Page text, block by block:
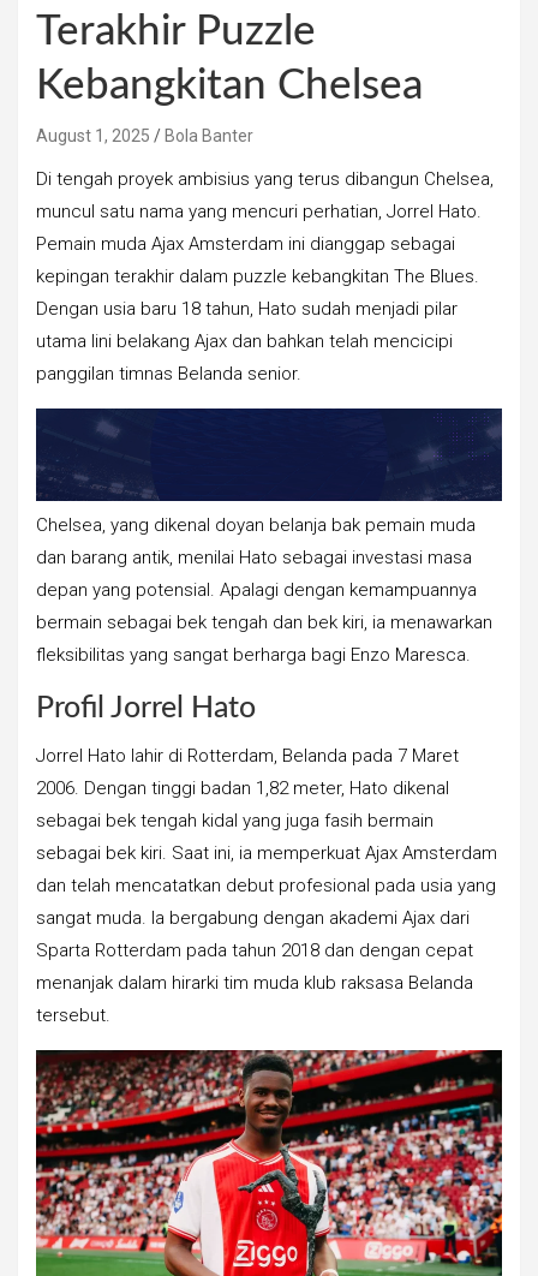
Terakhir Puzzle
Kebangkitan Chelsea
August 1, 2025 Bola Banter
Di tengah proyek ambisius yang terus dibangun Chelsea,
muncul satu nama yang mencuri perhatian, Jorrel Hato.
Pemain muda Ajax Amsterdam ini dianggap sebagai
kepingan terakhir dalam puzzle kebangkitan The Blues.
Dengan usia baru 18 tahun, Hato sudah menjadi pilar
utama lini belakang Ajax dan bahkan telah mencicipi
panggilan timnas Belanda senior.
Chelsea, yang dikenal doyan belanja bak pemain muda
dan barang antik, menilai Hato sebagai investasi masa
depan yang potensial. Apalagi dengan kemampuannya
bermain sebagai bek tengah dan bek kiri, ia menawarkan
fleksibilitas yang sangat berharga bagi Enzo Maresca.
Profil Jorrel Hato
Jorrel Hato lahir di Rotterdam, Belanda pada 7 Maret
2006. Dengan tinggi badan 1,82 meter, Hato dikenal
sebagai bek tengah kidal yang juga fasih bermain
sebagai bek kiri. Saat ini, ia memperkuat Ajax Amsterdam
dan telah mencatatkan debut profesional pada usia yang
sangat muda. Ia bergabung dengan akademi Ajax dari
Sparta Rotterdam pada tahun 2018 dan dengan cepat
menanjak dalam hirarki tim muda klub raksasa Belanda
tersebut.